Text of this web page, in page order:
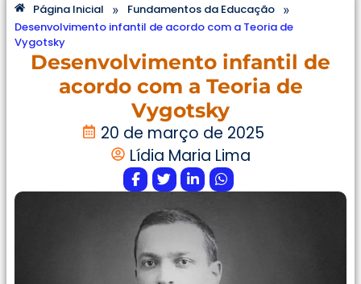
Página Inicial » Fundamentos da Educação »
Desenvolvimento infantil de acordo com a Teoria de
Vygotsky
Desenvolvimento infantil de
acordo com a Teoria de
Vygotsky
20 de março de 2025
Lídia Maria Lima